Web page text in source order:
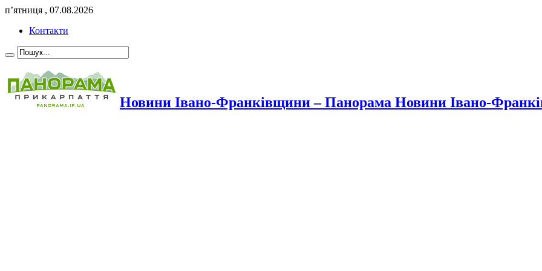
п’ятниця , 07.08.2026
Контакти
Новини Івано-Франківщини – Панорама Новини Івано-